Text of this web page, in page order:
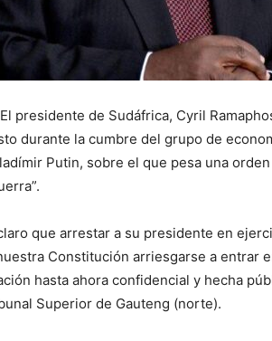
presidente de Sudáfrica, Cyril
durante la cumbre del grupo de
Putin, sobre el que pesa una
que arrestar a su presidente en
Constitución arriesgarse a entrar
hasta ahora confidencial y hecha
Superior de Gauteng (norte).